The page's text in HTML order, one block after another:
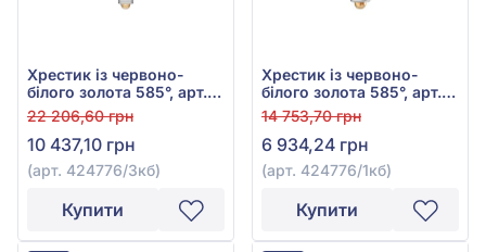
Хрестик із червоно-
білого золота 585°, арт.
424776/3кб
22 206,60 грн
10 437,10 грн
(арт. 424776/3кб)
Купити
Хрестик із червоно-
білого золота 585°, арт.
424776/1кб
14 753,70 грн
6 934,24 грн
(арт. 424776/1кб)
Купити